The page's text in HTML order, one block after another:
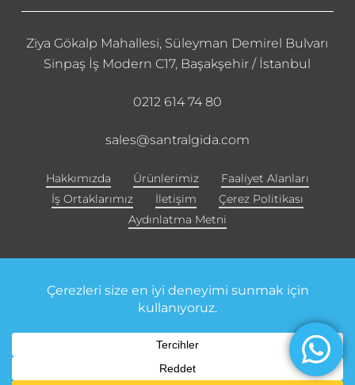
Ziya Gökalp Mahallesi, Süleyman Demirel Bulvarı
Sinpaş İş Modern C17, Başakşehir / İstanbul
0212 614 74 80
sales@santralgida.com
Hakkımızda Ürünlerimiz
Faaliyet Alanları
İş Ortaklarımız
İletişim
Çerez Politikası
Aydınlatma Metni